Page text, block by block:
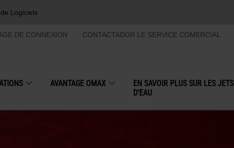
Logiciels
DE CONNEXION CONTACTADOR LE SERVICE COMERCIAL
AVANTAGE OMAX
EN SAVOIR PLUS SUR LES JETS
D’EAU